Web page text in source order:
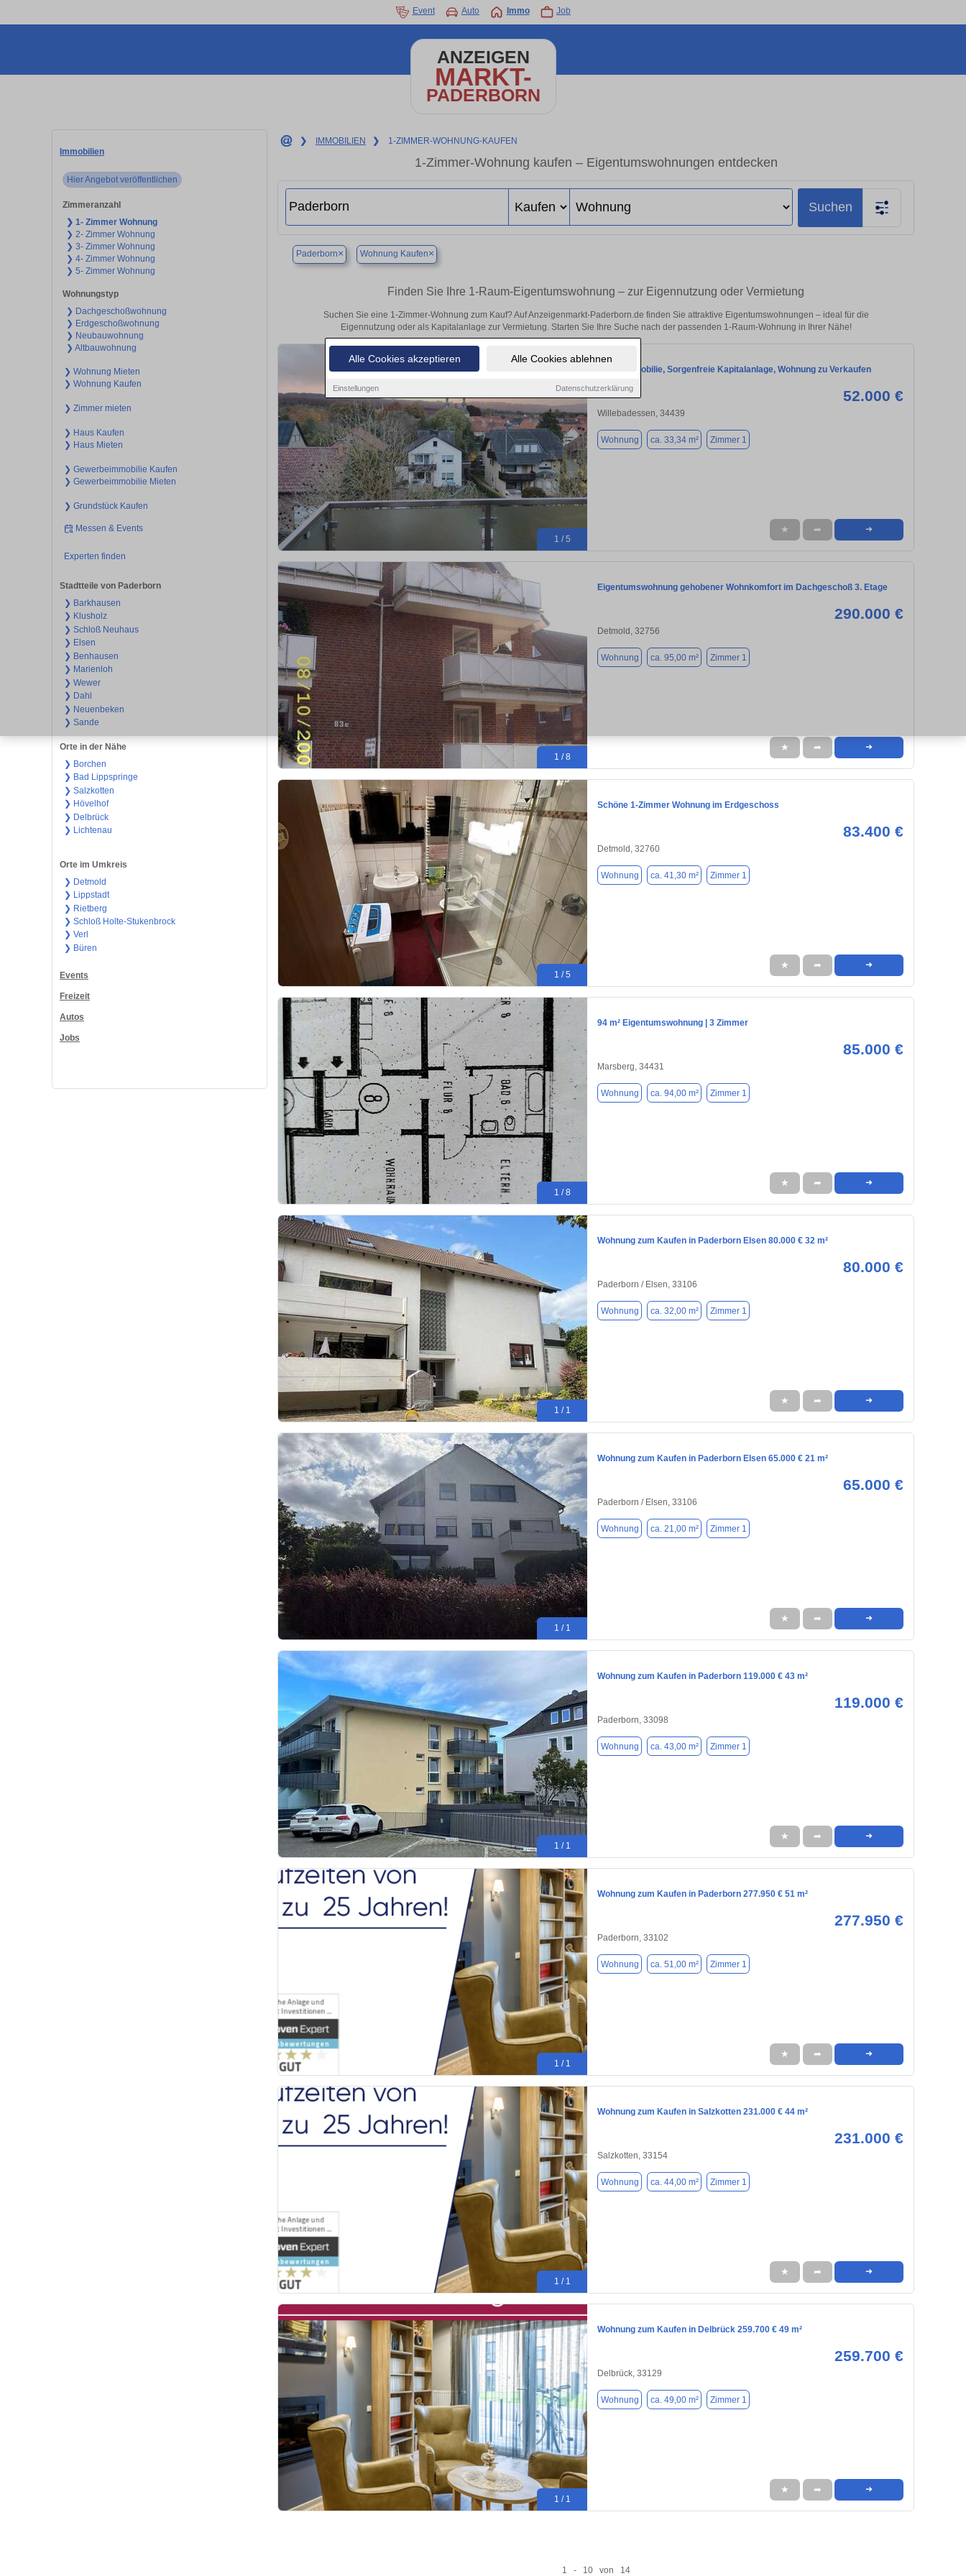
Alle Cookies akzeptieren Alle Cookies ablehnen
Einstellungen Datenschutzerklärung
Event Auto Immo Job
ANZEIGEN
MARKT-
PADERBORN
Immobilien
Hier Angebot veröffentlichen
Zimmeranzahl
❯ 1- Zimmer Wohnung
❯ 2- Zimmer Wohnung
❯ 3- Zimmer Wohnung
❯ 4- Zimmer Wohnung
❯ 5- Zimmer Wohnung
Wohnungstyp
❯ Dachgeschoßwohnung
❯ Erdgeschoßwohnung
❯ Neubauwohnung
❯ Altbauwohnung
❯ Wohnung Mieten
❯ Wohnung Kaufen
❯ Zimmer mieten
❯ Haus Kaufen
❯ Haus Mieten
❯ Gewerbeimmobilie Kaufen
❯ Gewerbeimmobilie Mieten
❯ Grundstück Kaufen
Messen & Events
Experten finden
Stadtteile von Paderborn
❯ Barkhausen
❯ Klusholz
❯ Schloß Neuhaus
❯ Elsen
❯ Benhausen
❯ Marienloh
❯ Wewer
❯ Dahl
❯ Neuenbeken
❯ Sande
Orte in der Nähe
❯ Borchen
❯ Bad Lippspringe
❯ Salzkotten
❯ Hövelhof
❯ Delbrück
❯ Lichtenau
Orte im Umkreis
❯ Detmold
❯ Lippstadt
❯ Rietberg
❯ Schloß Holte-Stukenbrock
❯ Verl
❯ Büren
Events
Freizeit
Autos
Jobs
❯ IMMOBILIEN ❯ 1-ZIMMER-WOHNUNG-KAUFEN
1-Zimmer-Wohnung kaufen – Eigentumswohnungen entdecken
Suchen
Paderborn× Wohnung Kaufen×
Finden Sie Ihre 1-Raum-Eigentumswohnung – zur Eigennutzung oder Vermietung
Suchen Sie eine 1-Zimmer-Wohnung zum Kauf? Auf Anzeigenmarkt-Paderborn.de finden Sie attraktive Eigentumswohnungen – ideal für die
Eigennutzung oder als Kapitalanlage zur Vermietung. Starten Sie Ihre Suche nach der passenden 1-Raum-Wohnung in Ihrer Nähe!
1 / 5
PflegeImmobilie, Sorgenfreie Kapitalanlage, Wohnung zu Verkaufen
52.000 €
Willebadessen, 34439
Wohnung ca. 33,34 m² Zimmer 1
★ ➦ ➜
1 / 8
Eigentumswohnung gehobener Wohnkomfort im Dachgeschoß 3. Etage
290.000 €
Detmold, 32756
Wohnung ca. 95,00 m² Zimmer 1
★ ➦ ➜
1 / 5
Schöne 1-Zimmer Wohnung im Erdgeschoss
83.400 €
Detmold, 32760
Wohnung ca. 41,30 m² Zimmer 1
★ ➦ ➜
1 / 8
94 m² Eigentumswohnung | 3 Zimmer
85.000 €
Marsberg, 34431
Wohnung ca. 94,00 m² Zimmer 1
★ ➦ ➜
1 / 1
Wohnung zum Kaufen in Paderborn Elsen 80.000 € 32 m²
80.000 €
Paderborn / Elsen, 33106
Wohnung ca. 32,00 m² Zimmer 1
★ ➦ ➜
1 / 1
Wohnung zum Kaufen in Paderborn Elsen 65.000 € 21 m²
65.000 €
Paderborn / Elsen, 33106
Wohnung ca. 21,00 m² Zimmer 1
★ ➦ ➜
1 / 1
Wohnung zum Kaufen in Paderborn 119.000 € 43 m²
119.000 €
Paderborn, 33098
Wohnung ca. 43,00 m² Zimmer 1
★ ➦ ➜
1 / 1
Wohnung zum Kaufen in Paderborn 277.950 € 51 m²
277.950 €
Paderborn, 33102
Wohnung ca. 51,00 m² Zimmer 1
★ ➦ ➜
1 / 1
Wohnung zum Kaufen in Salzkotten 231.000 € 44 m²
231.000 €
Salzkotten, 33154
Wohnung ca. 44,00 m² Zimmer 1
★ ➦ ➜
1 / 1
Wohnung zum Kaufen in Delbrück 259.700 € 49 m²
259.700 €
Delbrück, 33129
Wohnung ca. 49,00 m² Zimmer 1
★ ➦ ➜
1 - 10 von 14